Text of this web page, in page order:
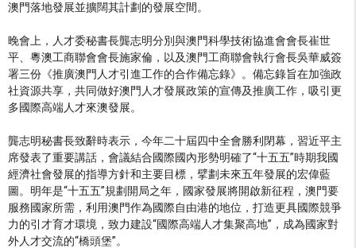
澳門落地發展並擴闊其計劃的發展空間。
晚會上，人才委秘書長龔志明分別與澳門科學技術協進會會長崔世
平、粵澳工商聯會會長施家倫，以及澳門工商聯會執行會長吳華威簽
署三份《推廣澳門人才引進工作的合作備忘錄》。備忘錄旨在加強政
社資源共享，共同做好澳門人才發展政策的宣傳及推廣工作，吸引更
多國際高端人才來澳發展。
龔志明秘書長致辭時表示，今年二十屆四中全會勝利閉幕，習近平主
席發表了重要講話，會議結合國際國內形勢明確了“十五五”時期我國
經濟社會發展的指導方針和主要目標，擘劃未來五年發展的宏偉藍
圖。明年是“十五五”規劃開局之年，國家發展將開啟新征程，澳門要
服務國家所需，利用澳門作為國際自由港的地位，打造更具國際競爭
力的引才育才環境，致力建設“國際高端人才集聚高地”，成為國家對
外人才交流的“橋頭堡”。